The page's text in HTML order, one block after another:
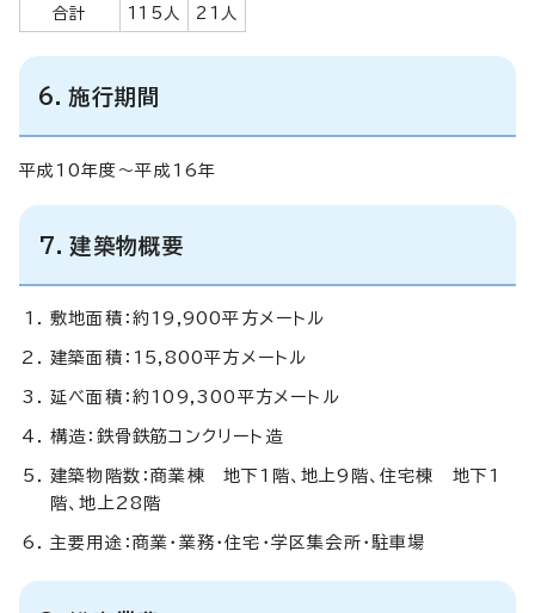
合計 115人 21人
6．施行期間
平成10年度～平成16年
7．建築物概要
敷地面積：約19,900平方メートル
建築面積：15,800平方メートル
延べ面積：約109,300平方メートル
構造：鉄骨鉄筋コンクリート造
建築物階数：商業棟 地下1階、地上9階、住宅棟 地下1
階、地上28階
主要用途：商業・業務・住宅・学区集会所・駐車場